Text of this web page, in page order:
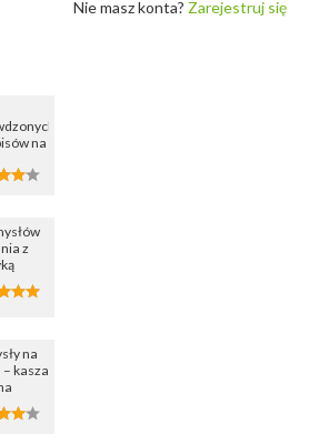
Nie masz konta? Zarejestruj się
na
z
na
– kasza